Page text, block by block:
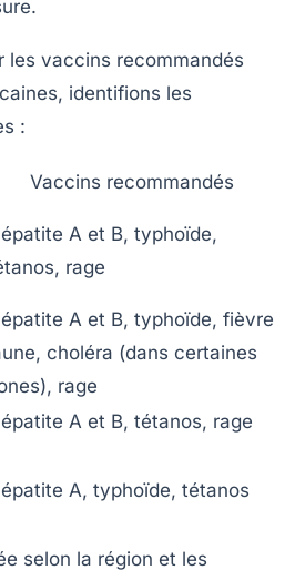
les vaccins recommandés
identifions les
:
Vaccins recommandés
A et B, typhoïde,
rage
A et B, typhoïde, fièvre
choléra (dans certaines
rage
A et B, tétanos, rage
A, typhoïde, tétanos
selon la région et les